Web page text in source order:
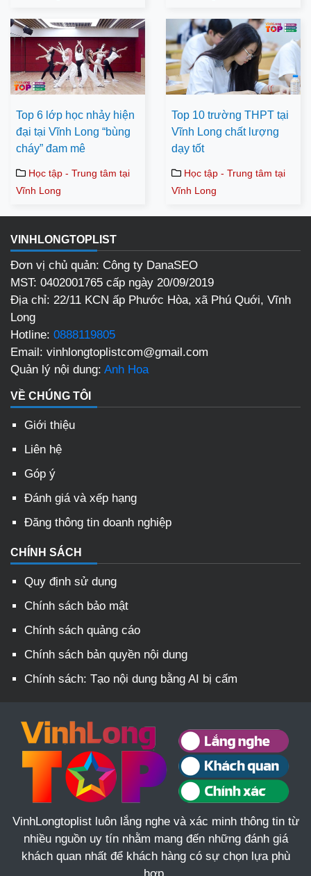
Top 6 lớp học nhảy hiện
đại tại Vĩnh Long “bùng
cháy” đam mê
Học tập - Trung tâm tại
Vĩnh Long
Top 10 trường THPT tại
Vĩnh Long chất lượng
dạy tốt
Học tập - Trung tâm tại
Vĩnh Long
VINHLONGTOPLIST
Đơn vị chủ quản: Công ty DanaSEO
MST: 0402001765 cấp ngày 20/09/2019
Địa chỉ: 22/11 KCN ấp Phước Hòa, xã Phú Quới, Vĩnh
Long
Hotline: 0888119805
Email: vinhlongtoplistcom@gmail.com
Quản lý nội dung: Anh Hoa
VỀ CHÚNG TÔI
Giới thiệu
Liên hệ
Góp ý
Đánh giá và xếp hạng
Đăng thông tin doanh nghiệp
CHÍNH SÁCH
Quy định sử dụng
Chính sách bảo mật
Chính sách quảng cáo
Chính sách bản quyền nội dung
Chính sách: Tạo nội dung bằng AI bị cấm
VinhLongtoplist luôn lắng nghe và xác minh thông tin từ
nhiều nguồn uy tín nhằm mang đến những đánh giá
khách quan nhất để khách hàng có sự chọn lựa phù